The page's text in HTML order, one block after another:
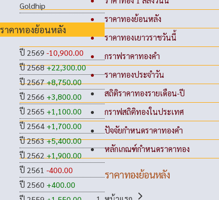
Goldhip
ราคาทองย้อนหลัง
ปี 2569 -10,900.00
ปี 2568+22,300.00
ปี 2567+8,750.00
ปี 2566 +3,800.00
ปี 2565 +1,100.00
ปี 2564 +1,700.00
ปี 2563+5,400.00
ปี 2562+1,900.00
ปี 2561 -400.00
ปี 2560 +400.00
ราคาทองย้อนหลัง
ราคาทองเยาวราชวันนี้
กราฟราคาทองคำ
ราคาทองประจำวัน
สถิติราคาทองรายเดือน-ปี
กราฟสถิติทองในประเทศ
ปัจจัยกำหนดราคาทองคำ
หลักเกณฑ์กำหนดราคาทอง
ราคาทองย้อนหลัง